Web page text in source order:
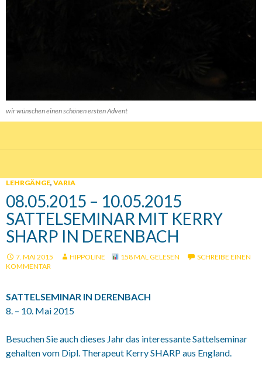
wir wünschen einen schönen ersten Advent
LEHRGÄNGE, VARIA
08.05.2015 – 10.05.2015
SATTELSEMINAR MIT KERRY
SHARP IN DERENBACH
7. MAI 2015 HIPPOLINE 158 MAL GELESEN
SCHREIBE EINEN
KOMMENTAR
SATTELSEMINAR IN DERENBACH
8. – 10. Mai 2015
Besuchen Sie auch dieses Jahr das interessante Sattelseminar
gehalten vom Dipl. Therapeut Kerry SHARP aus England.